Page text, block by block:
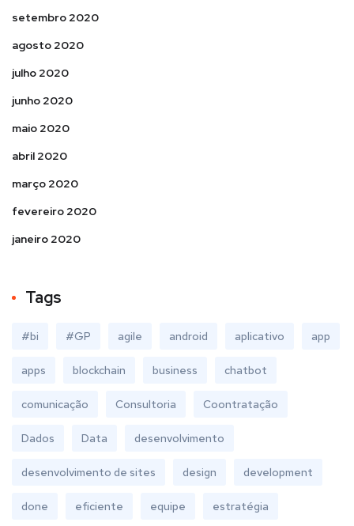
setembro 2020
agosto 2020
julho 2020
junho 2020
maio 2020
abril 2020
março 2020
fevereiro 2020
janeiro 2020
Tags
#bi #GP agile android aplicativo app
apps blockchain business chatbot
comunicação Consultoria Coontratação
Dados Data desenvolvimento
desenvolvimento de sites design development
done eficiente equipe estratégia